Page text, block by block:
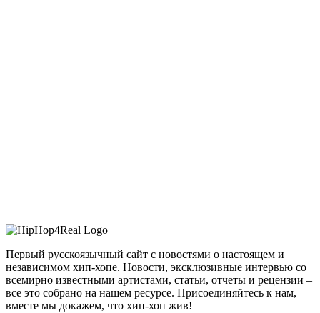
Первый русскоязычный сайт с новостями о настоящем и
независимом хип-хопе. Новости, эксклюзивные интервью со
всемирно известными артистами, статьи, отчеты и рецензии –
все это собрано на нашем ресурсе. Присоединяйтесь к нам,
вместе мы докажем, что хип-хоп жив!